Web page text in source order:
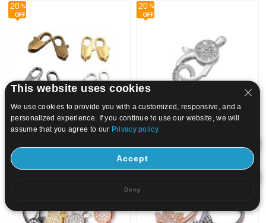
20 20
20 20
This website uses cookies
We use cookies to provide you with a customized, responsive, and a
personalized experience. If you continue to use our website, we will
assume that you agree to our Privacy policy.
Accept
Deny